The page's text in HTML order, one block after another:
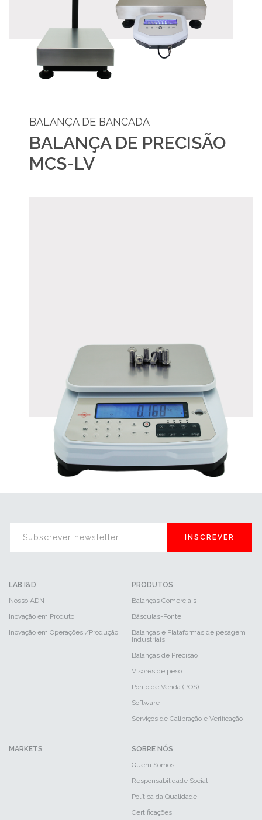
BALANÇA DE BANCADA
BALANÇA DE PRECISÃO
MCS-LV
INSCREVER
LAB I&D
Nosso ADN
Inovação em Produto
Inovação em Operações /Produção
PRODUTOS
Balanças Comerciais
Básculas-Ponte
Balanças e Plataformas de pesagem
Industriais
Balanças de Precisão
Visores de peso
Ponto de Venda (POS)
Software
Serviços de Calibração e Verificação
MARKETS
SOBRE NÓS
Quem Somos
Responsabilidade Social
Política da Qualidade
Certificações